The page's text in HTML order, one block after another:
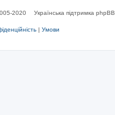
2020 Українська підтримка phpBB
| Умови